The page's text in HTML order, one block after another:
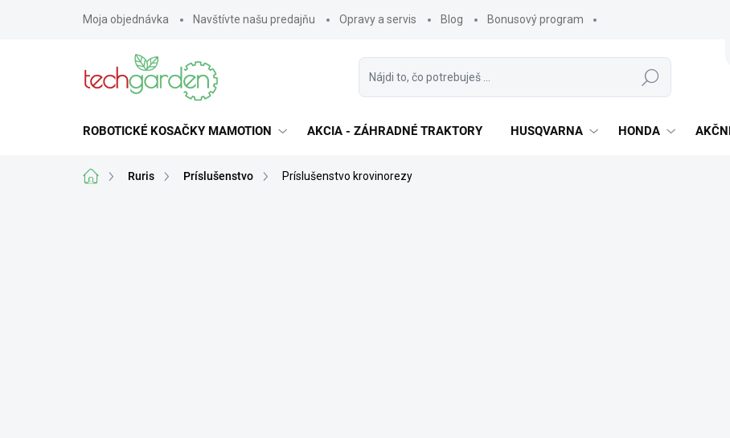
Moja objednávka Navštívte našu predajňu Opravy a servis Blog Bonusový program
Hľadať
ROBOTICKÉ KOSAČKY MAMOTION AKCIA - ZÁHRADNÉ TRAKTORY HUSQVARNA HONDA
DomovRuris Príslušenstvo Príslušenstvo krovinorezy